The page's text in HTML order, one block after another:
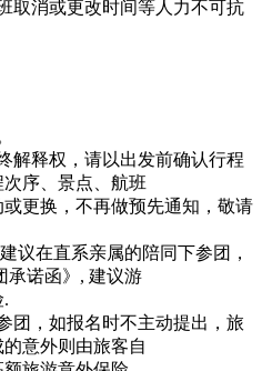
取消或更改时间等人力不可抗
解释权，请以出发前确认行程
序、景点、航班
更换，不再做预先通知，敬请
议在直系亲属的陪同下参团，
承诺函》, 建议游
.
团，如报名时不主动提出，旅
意外则由旅客自